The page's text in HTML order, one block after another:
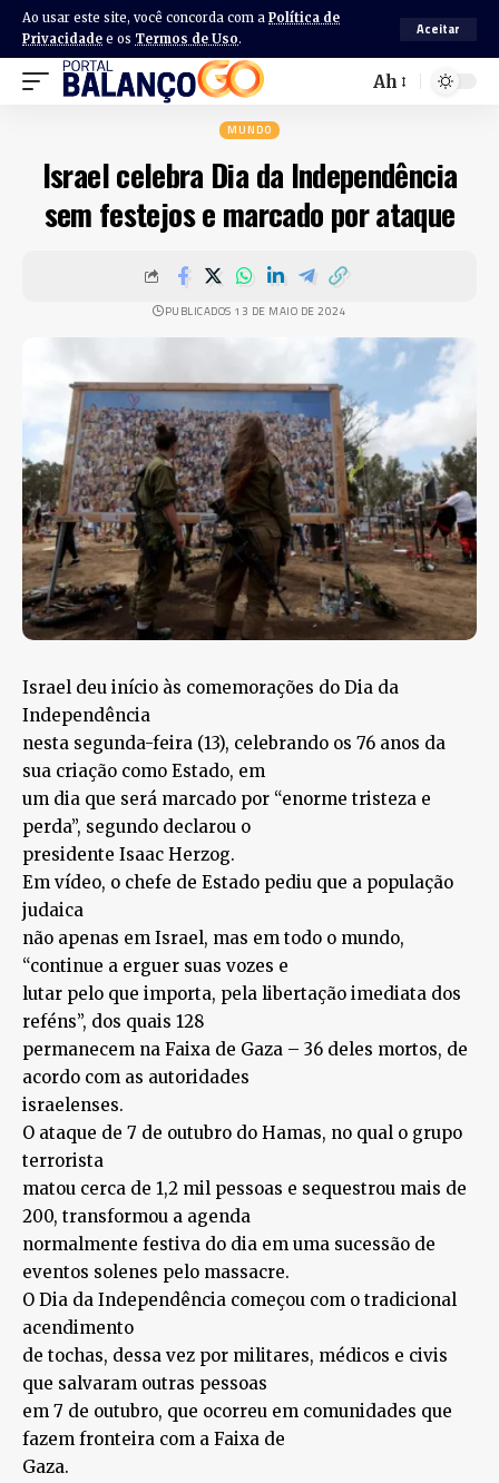
Ao usar este site, você concorda com a Política de
Privacidade e os Termos de Uso.
Aceitar
Ah
MUNDO
Israel celebra Dia da Independência
sem festejos e marcado por ataque
PUBLICADOS 13 DE MAIO DE 2024
Israel deu início às comemorações do Dia da
Independência
nesta segunda-feira (13), celebrando os 76 anos da
sua criação como Estado, em
um dia que será marcado por “enorme tristeza e
perda”, segundo declarou o
presidente Isaac Herzog.
Em vídeo, o chefe de Estado pediu que a população
judaica
não apenas em Israel, mas em todo o mundo,
“continue a erguer suas vozes e
lutar pelo que importa, pela libertação imediata dos
reféns”, dos quais 128
permanecem na Faixa de Gaza – 36 deles mortos, de
acordo com as autoridades
israelenses.
O ataque de 7 de outubro do Hamas, no qual o grupo
terrorista
matou cerca de 1,2 mil pessoas e sequestrou mais de
200, transformou a agenda
normalmente festiva do dia em uma sucessão de
eventos solenes pelo massacre.
O Dia da Independência começou com o tradicional
acendimento
de tochas, dessa vez por militares, médicos e civis
que salvaram outras pessoas
em 7 de outubro, que ocorreu em comunidades que
fazem fronteira com a Faixa de
Gaza.